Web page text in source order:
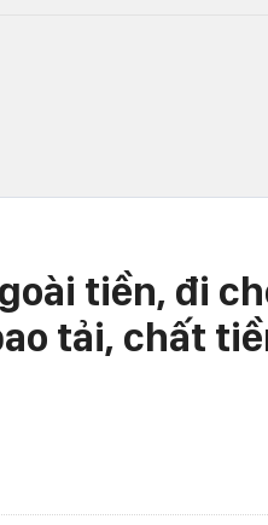
tiền, đi
tải, chất